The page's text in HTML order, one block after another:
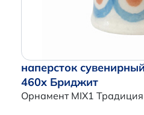
наперсток сувенирный
460x Бриджит
Орнамент MIX1 Традиция